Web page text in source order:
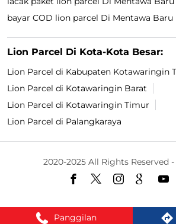
Panggilan
bayar COD lion parcel Di Mentawa Baru
Lion Parcel Di Kota-Kota Besar:
Lion Parcel di Kabupaten Kotawaringin
Lion Parcel di Kotawaringin Barat
Lion Parcel di Kotawaringin Timur
Lion Parcel di Palangkaraya
2020-2025 All Rights Reserved